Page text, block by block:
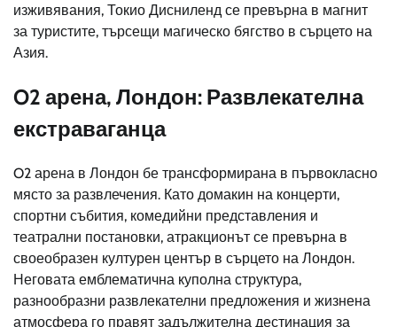
изживявания, Токио Дисниленд се превърна в магнит
за туристите, търсещи магическо бягство в сърцето на
Азия.
O2 арена, Лондон: Развлекателна
екстраваганца
O2 арена в Лондон бе трансформирана в първокласно
място за развлечения. Като домакин на концерти,
спортни събития, комедийни представления и
театрални постановки, атракционът се превърна в
своеобразен културен център в сърцето на Лондон.
Неговата емблематична куполна структура,
разнообразни развлекателни предложения и жизнена
атмосфера го правят задължителна дестинация за